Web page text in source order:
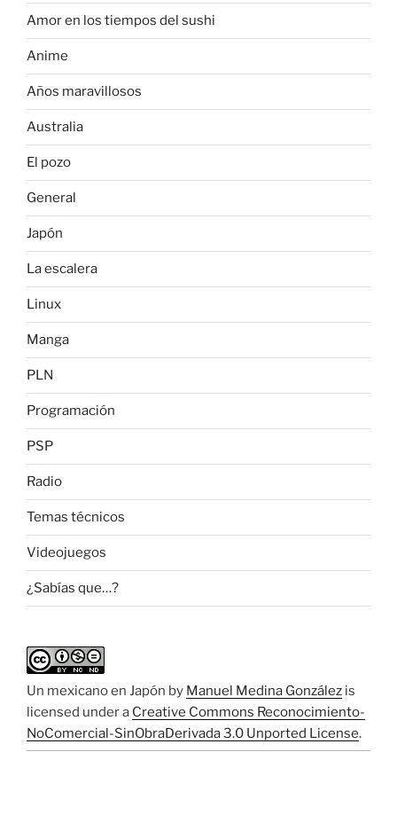
Amor en los tiempos del sushi
Anime
Años maravillosos
Australia
El pozo
General
Japón
La escalera
Linux
Manga
PLN
Programación
PSP
Radio
Temas técnicos
Videojuegos
¿Sabías que…?
Un mexicano en Japón by Manuel Medina González is
licensed under a Creative Commons Reconocimiento-
NoComercial-SinObraDerivada 3.0 Unported License.